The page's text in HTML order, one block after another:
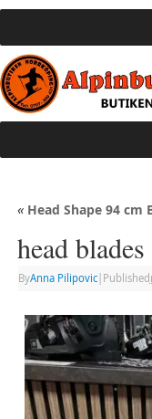
«Head Shape 94 cm
head blades
ByAnna Pilipovic| Published